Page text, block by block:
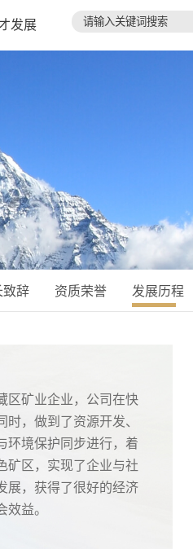
发展
致辞 资质荣誉 发展历程
区矿业企业，公司在快
时，做到了资源开发、
环境保护同步进行，着
矿区，实现了企业与社
展，获得了很好的经济
效益。